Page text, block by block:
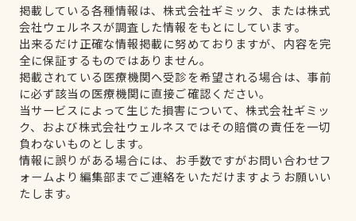
掲載している各種情報は、株式会社ギミック、または株式
会社ウェルネスが調査した情報をもとにしています。
出来るだけ正確な情報掲載に努めておりますが、内容を完
全に保証するものではありません。
掲載されている医療機関へ受診を希望される場合は、事前
に必ず該当の医療機関に直接ご確認ください。
当サービスによって生じた損害について、株式会社ギミッ
ク、および株式会社ウェルネスではその賠償の責任を一切
負わないものとします。
情報に誤りがある場合には、お手数ですがお問い合わせフ
ォームより編集部までご連絡をいただけますようお願いい
たします。